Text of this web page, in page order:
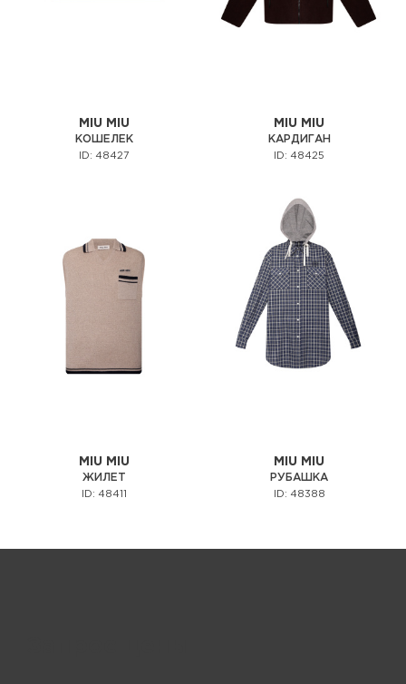
MIU MIU
КОШЕЛЕК
ID: 48427
MIU MIU
КАРДИГАН
ID: 48425
MIU MIU
ЖИЛЕТ
ID: 48411
MIU MIU
РУБАШКА
ID: 48388